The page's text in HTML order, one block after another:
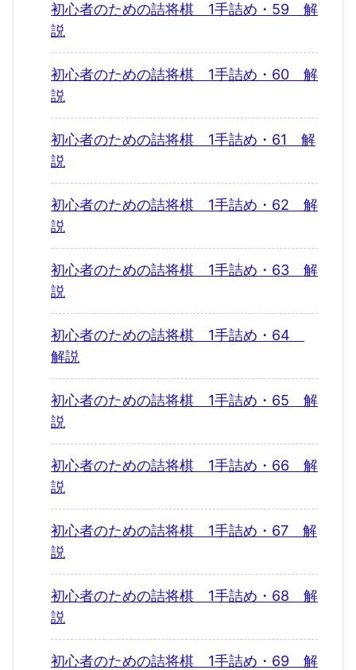
初心者のための詰将棋 1手詰め・59 解
説
初心者のための詰将棋 1手詰め・60 解
説
初心者のための詰将棋 1手詰め・61 解
説
初心者のための詰将棋 1手詰め・62 解
説
初心者のための詰将棋 1手詰め・63 解
説
初心者のための詰将棋 1手詰め・64
解説
初心者のための詰将棋 1手詰め・65 解
説
初心者のための詰将棋 1手詰め・66 解
説
初心者のための詰将棋 1手詰め・67 解
説
初心者のための詰将棋 1手詰め・68 解
説
初心者のための詰将棋 1手詰め・69 解